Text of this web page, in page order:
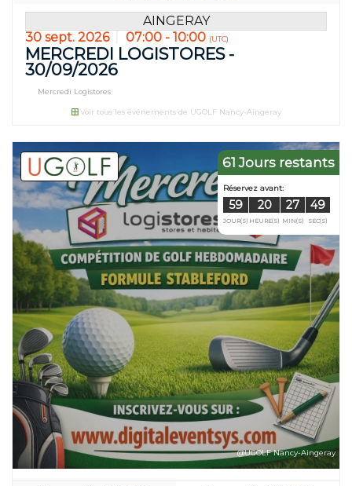
JOUR(S)HEURE(S)
AINGERAY
30 sept. 2026
07:00 - 10:00 (UTC)
MERCREDI LOGISTORES -
30/09/2026
Mercredi Logistores
Voir tous les événements de UGOLF Nancy-Aingeray
61 Jours restants
@UGOLF Nancy-Aingeray